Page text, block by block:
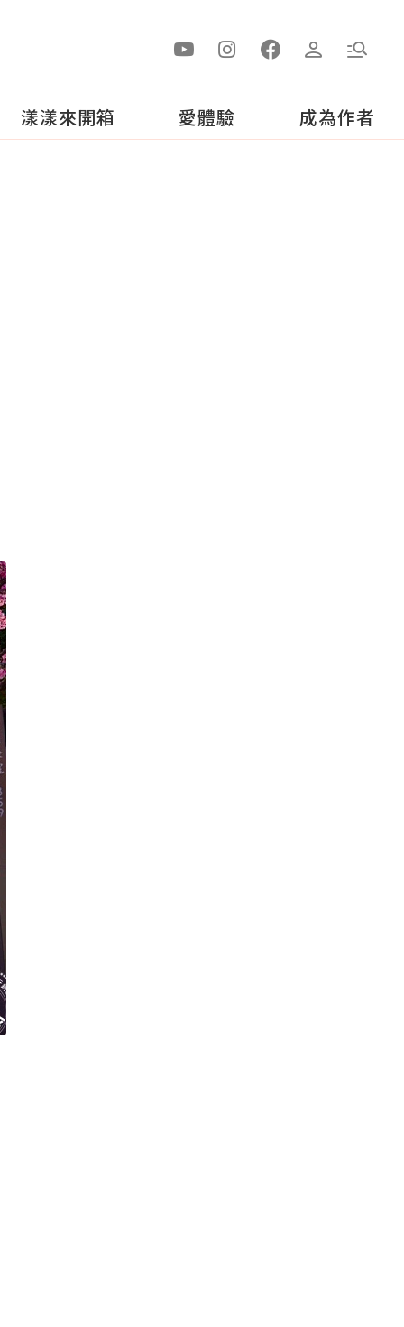
漾漾來開箱 愛體驗 成為作者